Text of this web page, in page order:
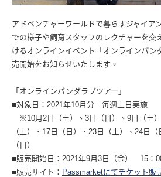
アドベンチャーワールドで暮らすジャイア
での様子や飼育スタッフのレクチャーを交
けるオンラインイベント「オンラインパン
売開始をお知らせいたします。
「オンラインパンダラブツアー」
■対象日：2021年10月分 毎週土日実施
※10月2日（土）、3日（日）、9日（土
（土）、17日（日）、23日（土）、24日
（日）
■販売開始日：2021年9月3日（金） 15：
■販売サイト： Passmarketにてチケット販